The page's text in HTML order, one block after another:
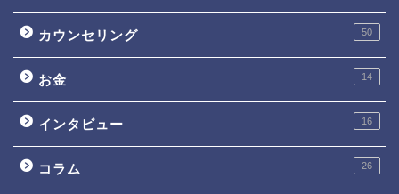
カウンセリング 50
お金 14
インタビュー 16
コラム 26